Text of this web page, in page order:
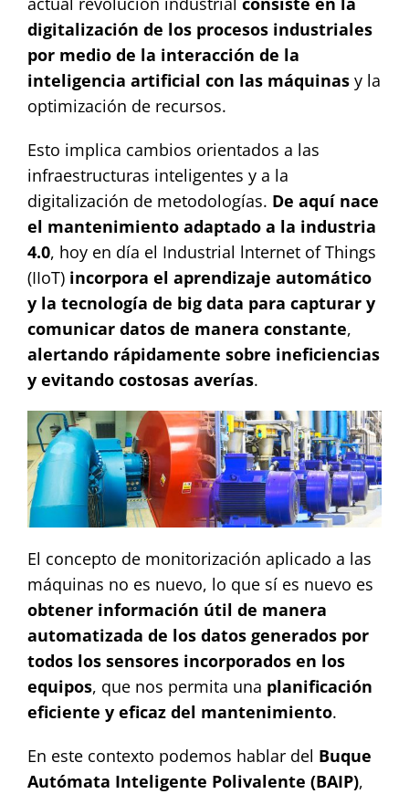
digitalización de los procesos industriales
por medio de la interacción de la
inteligencia artificial con las máquinasy la
optimización de recursos.
Esto implica cambios orientados a las
infraestructuras inteligentes y a la
digitalización de metodologías. De aquí nace
el mantenimiento adaptado a la industria
4.0, hoy en día el Industrial lnternet of Things
(IIoT)incorpora el aprendizaje automático
y la tecnología de big data para capturar y
comunicar datos de manera constante,
alertando rápidamente sobre ineficiencias
y evitando costosas averías.
El concepto de monitorización aplicado a las
máquinas no es nuevo, lo que sí es nuevo es
obtener información útil de manera
automatizada de los datos generados por
todos los sensores incorporados en los
equipos, que nos permita una planificación
eficiente y eficaz del mantenimiento.
En este contexto podemos hablar del Buque
Autómata Inteligente Polivalente (BAIP),